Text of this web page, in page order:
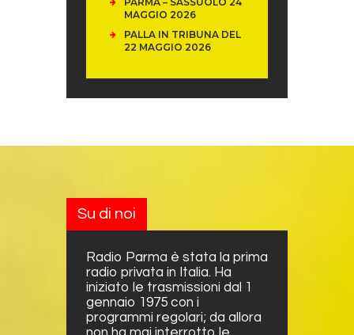
MAGGIO 2026
PALLA IN TRIBUNA DEL
22 MAGGIO 2026
Su di noi
Radio Parma è stata la prima
radio privata in Italia. Ha
iniziato le trasmissioni dal 1
gennaio 1975 con i
programmi regolari; da allora